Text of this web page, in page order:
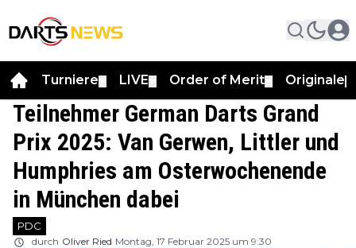
Turniere LIVE Order of Merit Originale
Teilnehmer German Darts Grand
Prix 2025: Van Gerwen, Littler und
Humphries am Osterwochenende
in München dabei
PDC
durch Oliver Ried Montag, 17 Februar 2025 um 9:30